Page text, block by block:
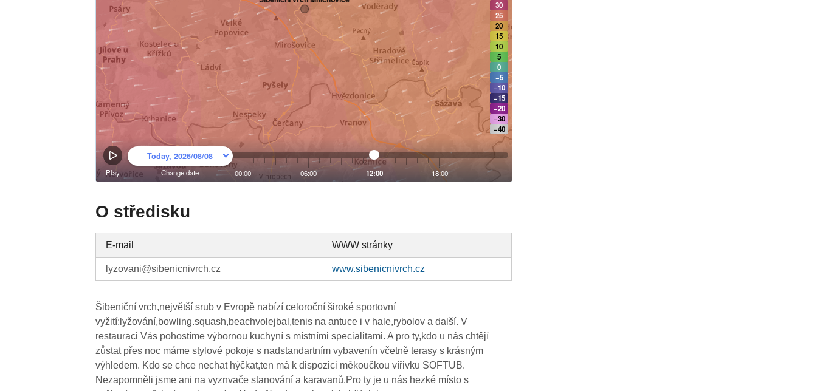
O středisku
E-mail WWW stránky
lyzovani@sibenicnivrch.cz www.sibenicnivrch.cz
Šibeniční vrch,největší srub v Evropě nabízí celoroční široké sportovní
vyžití:lyžování,bowling.squash,beachvolejbal,tenis na antuce i v hale,rybolov a další. V
restauraci Vás pohostíme výbornou kuchyní s místními specialitami. A pro ty,kdo u nás chtějí
zůstat přes noc máme stylové pokoje s nadstandartním vybavenín včetně terasy s krásným
výhledem. Kdo se chce nechat hýčkat,ten má k dispozici měkoučkou vířivku SOFTUB.
Nezapomněli jsme ani na vyznvače stanování a karavanů.Pro ty je u nás hezké místo s